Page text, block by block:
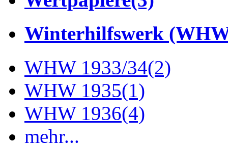
Winterhilfswerk
WHW 1933/34(2)
WHW 1935(1)
WHW 1936(4)
mehr...